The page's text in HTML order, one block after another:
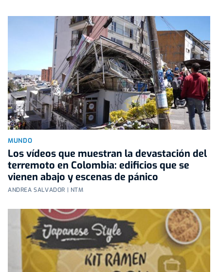
MUNDO
Los vídeos que muestran la devastación del
terremoto en Colombia: edificios que se
vienen abajo y escenas de pánico
ANDREA SALVADOR | NTM